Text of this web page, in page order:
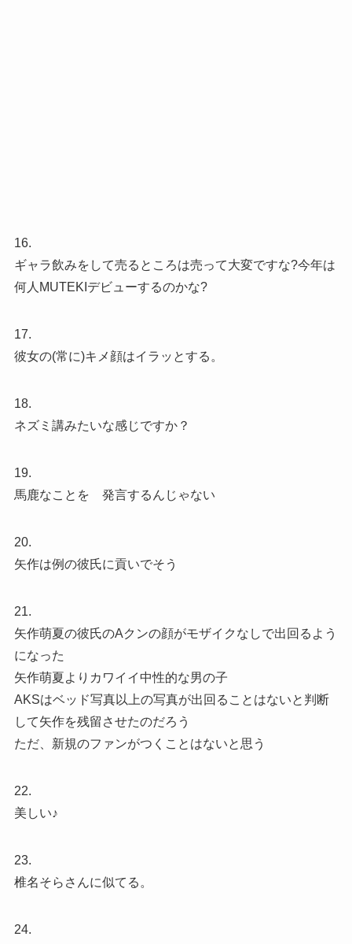
16.
ギャラ飲みをして売るところは売って大変ですな?今年は
何人MUTEKIデビューするのかな?
17.
彼女の(常に)キメ顔はイラッとする。
18.
ネズミ講みたいな感じですか？
19.
馬鹿なことを 発言するんじゃない
20.
矢作は例の彼氏に貢いでそう
21.
矢作萌夏の彼氏のAクンの顔がモザイクなしで出回るよう
になった
矢作萌夏よりカワイイ中性的な男の子
AKSはベッド写真以上の写真が出回ることはないと判断
して矢作を残留させたのだろう
ただ、新規のファンがつくことはないと思う
22.
美しい♪
23.
椎名そらさんに似てる。
24.